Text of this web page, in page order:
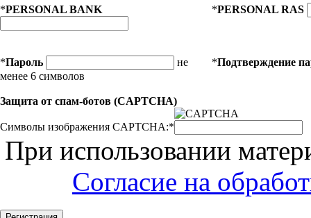
*PERSONAL BANK *PERSONAL RAS
*Пароль
не
менее 6 символов
*Подтверждение
Защита от спам-ботов (CAPTCHA)
Символы изображения CAPTCHA:*
При использовании
Согласие на